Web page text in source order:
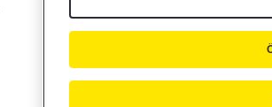
Alapkezelő közzététel